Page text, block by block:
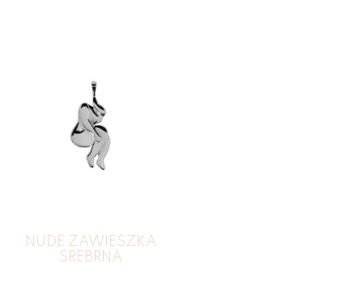
NUDE ZAWIESZKA
SREBRNA